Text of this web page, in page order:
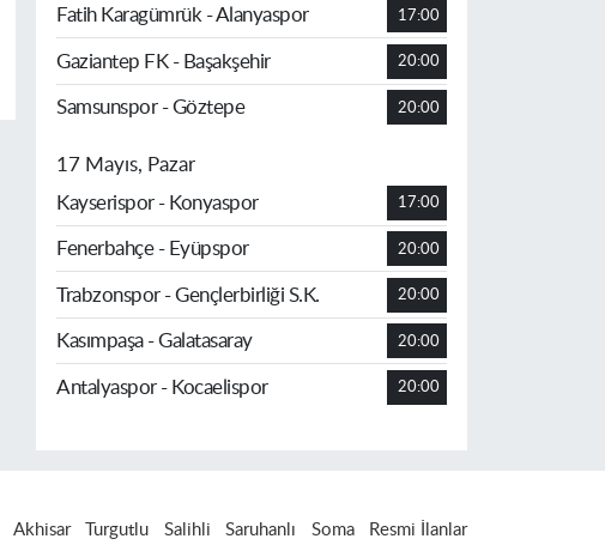
Fatih Karagümrük - Alanyaspor
17:00
Gaziantep FK - Başakşehir 20:00
Samsunspor - Göztepe 20:00
17 Mayıs, Pazar
Kayserispor - Konyaspor
17:00
Fenerbahçe - Eyüpspor 20:00
Trabzonspor - Gençlerbirliği S.K. 20:00
Kasımpaşa - Galatasaray 20:00
Antalyaspor - Kocaelispor 20:00
Akhisar Turgutlu Salihli Saruhanlı Soma Resmi İlanlar